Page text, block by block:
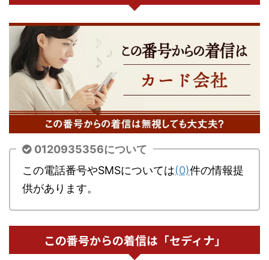
0120935356について
この電話番号やSMSについては(0)件の情報提
供があります。
この番号からの着信は「セディナ」